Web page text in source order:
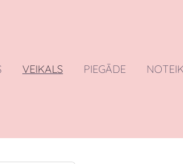
VEIKALS PIEGĀDE